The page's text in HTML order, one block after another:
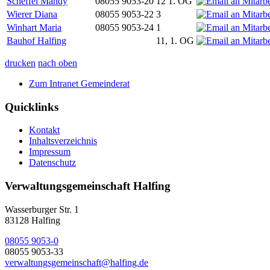
Wierer Diana
08055 9053-22 3
Winhart Maria
08055 9053-24 1
Bauhof Halfing
11, 1. OG
drucken nach oben
Zum Intranet Gemeinderat
Quicklinks
Kontakt
Inhaltsverzeichnis
Impressum
Datenschutz
Verwaltungsgemeinschaft Halfing
Wasserburger Str. 1
83128 Halfing
08055 9053-0
08055 9053-33
verwaltungsgemeinschaft@halfing.de